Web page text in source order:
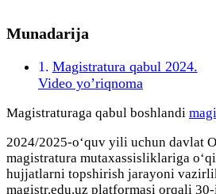
Munadarija
Magistratura qabul 2024.
Video yo’riqnoma
Magistraturaga qabul boshlandi
2024/2025-oʻquv yili uchun davlat
magistratura mutaxassisliklariga
hujjatlarni topshirish jarayoni
magistr.edu.uz platformasi orqali